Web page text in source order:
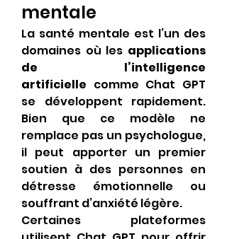
mentale
La santé mentale est l’un des
domaines où les applications
de l’intelligence
artificielle comme Chat GPT
se développent rapidement.
Bien que ce modèle ne
remplace pas un psychologue,
il peut apporter un premier
soutien à des personnes en
détresse émotionnelle ou
souffrant d’anxiété légère.
Certaines plateformes